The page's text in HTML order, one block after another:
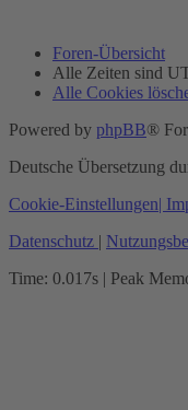
Foren-Übersicht
Alle Zeiten sind
Alle Cookies
Powered by phpBB®
Deutsche Übersetzung
Cookie-Einstellungen|
Datenschutz |
Time: 0.017s | Peak